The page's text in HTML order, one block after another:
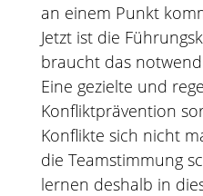
an einem Punkt
Jetzt ist die
braucht das
Eine gezielte und
Konfliktprävention
Konflikte sich nicht
die Teamstimmung
lernen deshalb in